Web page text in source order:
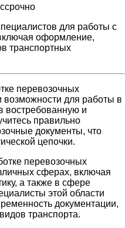
для работы с
оформление,
транспортных
перевозочных
возможности для работы в
востребованную и
правильно
документы, что
цепочки.
перевозочных
сферах, включая
а также в сфере
этой области
документации,
транспорта.